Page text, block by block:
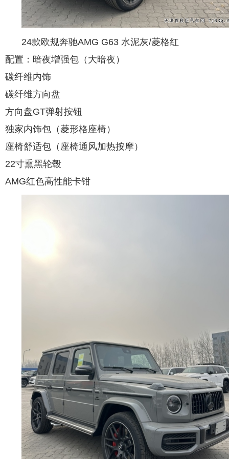
24款欧规奔驰AMG G63 水泥灰/菱格红
配置：暗夜增强包（大暗夜）
碳纤维内饰
碳纤维方向盘
方向盘GT弹射按钮
独家内饰包（菱形格座椅）
座椅舒适包（座椅通风加热按摩）
22寸熏黑轮毂
AMG红色高性能卡钳